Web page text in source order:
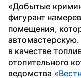
«Добытые
фигурант
помещения,
в качестве
отопительного
ведомства